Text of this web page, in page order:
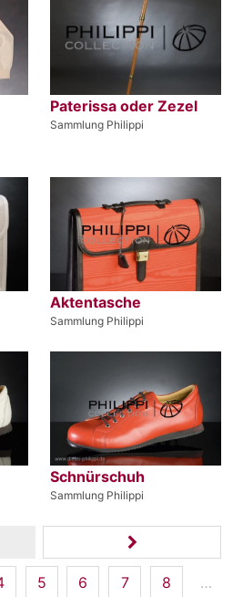
Paterissa oder Zezel
Sammlung Philippi
Aktentasche
Sammlung Philippi
Schnürschuh
Sammlung Philippi
5 6 7 8 …